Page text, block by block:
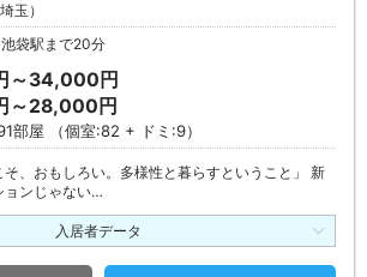
玉）
池袋駅まで20分
～34,000円
～28,000円
部屋 （個室:82 + ドミ:9）
そ、おもしろい。多様性と暮らすということ」 新
ョンじゃない…
入居者データ